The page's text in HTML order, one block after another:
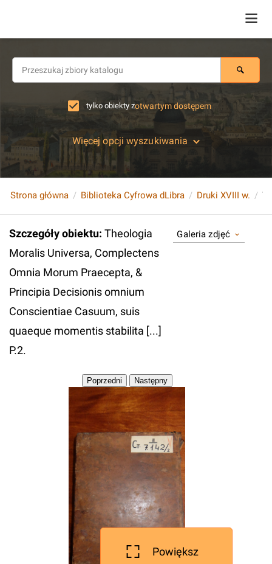
tylko obiekty zotwartym dostępem
Więcej opcji wyszukiwania
Strona główna Biblioteka Cyfrowa dLibra Druki XVIII w.
Szczegóły obiektu: Theologia
Moralis Universa, Complectens
Omnia Morum Praecepta, &
Principia Decisionis omnium
Conscientiae Casuum, suis
quaeque momentis stabilita [...]
P.2.
Galeria zdjęć
Powiększ